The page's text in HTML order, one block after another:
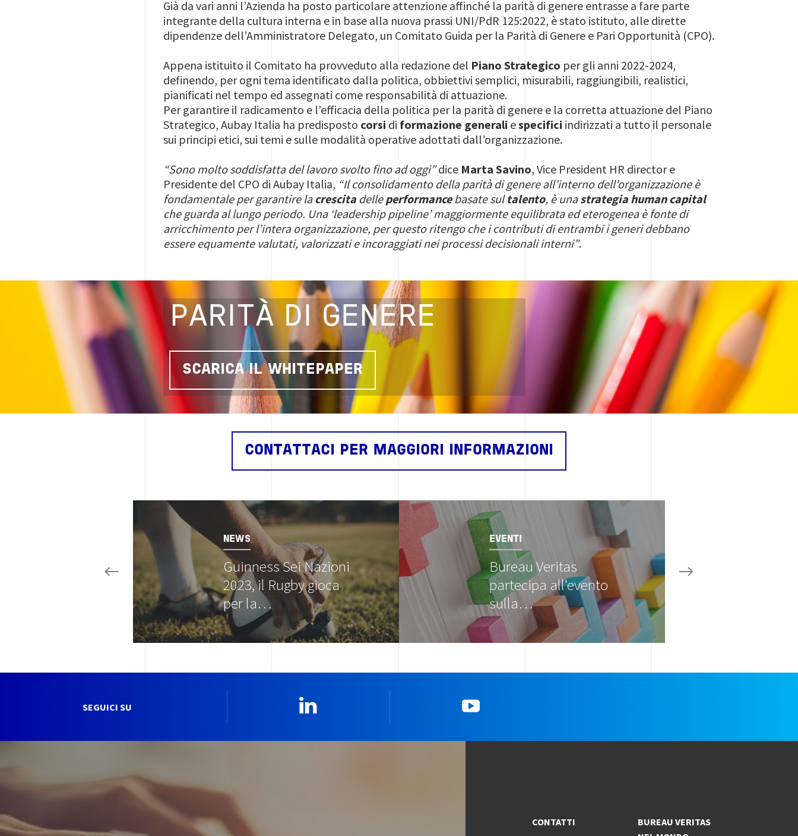
Già da vari anni l’Azienda ha posto particolare attenzione affinché la parità di genere entrasse a fare parte
integrante della cultura interna e in base alla nuova prassi UNI/PdR 125:2022, è stato istituto, alle dirette
dipendenze dell’Amministratore Delegato, un Comitato Guida per la Parità di Genere e Pari Opportunità (CPO).
Appena istituito il Comitato ha provveduto alla redazione del Piano Strategico per gli anni 2022-2024,
definendo, per ogni tema identificato dalla politica, obbiettivi semplici, misurabili, raggiungibili, realistici,
pianificati nel tempo ed assegnati come responsabilità di attuazione.
Per garantire il radicamento e l’efficacia della politica per la parità di genere e la corretta attuazione del Piano
Strategico, Aubay Italia ha predisposto corsi di formazione generali especifici indirizzati a tutto il personale
sui principi etici, sui temi e sulle modalità operative adottati dall’organizzazione.
“Sono molto soddisfatta del lavoro svolto fino ad oggi”dice Marta Savino, Vice President HR director e
Presidente del CPO di Aubay Italia, “Il consolidamento della parità di genere all’interno dell’organizzazione è
fondamentale per garantire lacrescita delleperformancebasate sultalento, è unastrategia human capital
che guarda al lungo periodo. Una ‘leadership pipeline’ maggiormente equilibrata ed eterogenea è fonte di
arricchimento per l’intera organizzazione, per questo ritengo che i contributi di entrambi i generi debbano
essere equamente valutati, valorizzati e incoraggiati nei processi decisionali interni”.
PARITÀ DI GENERE
SCARICA IL WHITEPAPER
CONTATTACI PER MAGGIORI INFORMAZIONI
NEWS
Guinness Sei Nazioni
2023, il Rugby gioca
per la…
Image
EVENTI
Bureau Veritas
partecipa all'evento
sulla…
SEGUICI SU
CONTATTI
BUREAU VERITAS